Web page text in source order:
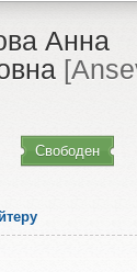
Анна
Свободен